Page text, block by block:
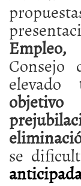
elevado
se